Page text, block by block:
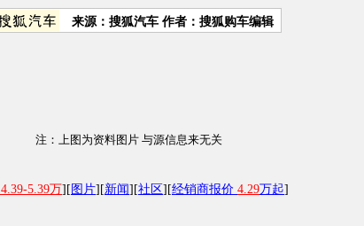
来源：搜狐汽车 作者：搜狐购车编辑
注：上图为资料图片 与源信息来无关
4.39-5.39万][ 图片][新闻][社区][经销商报价 4.29万起]